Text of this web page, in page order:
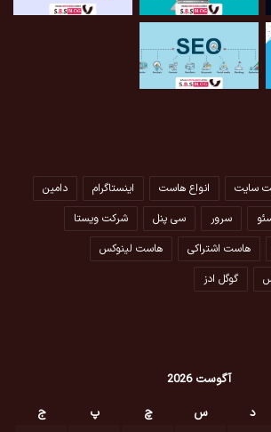
سایت انواع هاست اینستاگرام
دامین
سرور سی پنل
شرکت ویستا
هاست اشتراکی
هاست لینوکس
گوگل ادز
آگوست 2026
د س چ پ
ج